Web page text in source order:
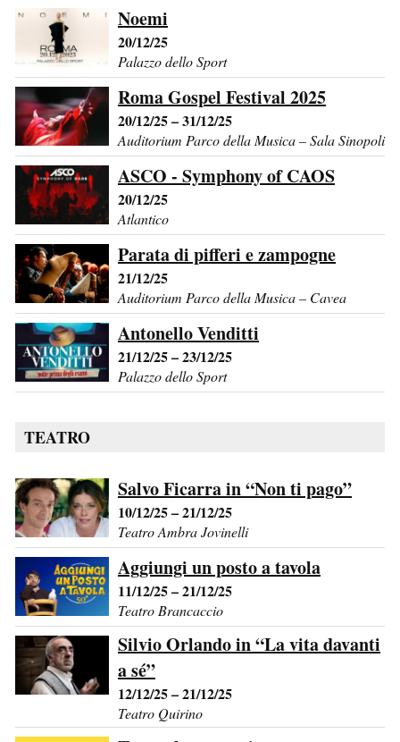
Noemi
20/12/25
Palazzo dello Sport
Roma Gospel Festival 2025
20/12/25 – 31/12/25
Auditorium Parco della Musica – Sala Sinopoli
ASCO - Symphony of CAOS
20/12/25
Atlantico
Parata di pifferi e zampogne
21/12/25
Auditorium Parco della Musica – Cavea
Antonello Venditti
21/12/25 – 23/12/25
Palazzo dello Sport
TEATRO
Salvo Ficarra in “Non ti pago”
10/12/25 – 21/12/25
Teatro Ambra Jovinelli
Aggiungi un posto a tavola
11/12/25 – 21/12/25
Teatro Brancaccio
Silvio Orlando in “La vita davanti
a sé”
12/12/25 – 21/12/25
Teatro Quirino